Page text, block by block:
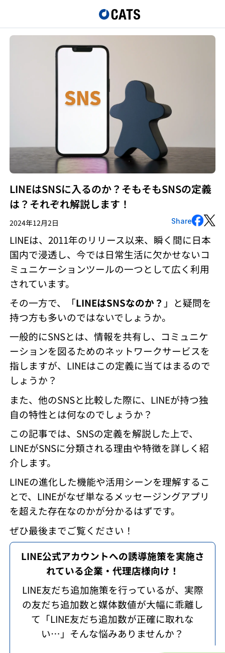
LINEはSNSに入るのか？そもそもSNSの定義
は？それぞれ解説します！
2024年12月2日 Share
LINEは、2011年のリリース以来、瞬く間に日本
国内で浸透し、今では日常生活に欠かせないコ
ミュニケーションツールの一つとして広く利用
されています。
その一方で、「LINEはSNSなのか？ 」と疑問を
持つ方も多いのではないでしょうか。
一般的にSNSとは、情報を共有し、コミュニケ
ーションを図るためのネットワークサービスを
指しますが、LINEはこの定義に当てはまるので
しょうか？
また、他のSNSと比較した際に、LINEが持つ独
自の特性とは何なのでしょうか？
この記事では、SNSの定義を解説した上で、
LINEがSNSに分類される理由や特徴を詳しく紹
介します。
LINEの進化した機能や活用シーンを理解するこ
とで、LINEがなぜ単なるメッセージングアプリ
を超えた存在なのかが分かるはずです。
ぜひ最後までご覧ください！
LINE公式アカウントへの誘導施策を実施さ
れている企業・代理店様向け！
LINE友だち追加施策を行っているが、実際
の友だち追加数と媒体数値が大幅に乖離し
て「LINE友だち追加数が正確に取れな
い…」そんな悩みありませんか？